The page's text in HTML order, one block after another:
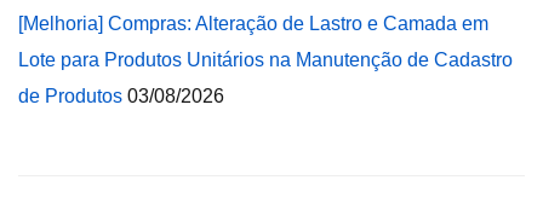
[Melhoria] Compras: Alteração de Lastro e Camada em
Lote para Produtos Unitários na Manutenção de Cadastro
de Produtos 03/08/2026